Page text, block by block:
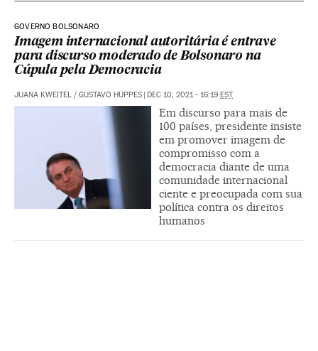
GOVERNO BOLSONARO
Imagem internacional autoritária é entrave
para discurso moderado de Bolsonaro na
Cúpula pela Democracia
JUANA KWEITEL / GUSTAVO HUPPES DEC 10, 2021 - 16:19 EST
Em discurso para mais de
100 países, presidente insiste
em promover imagem de
compromisso com a
democracia diante de uma
comunidade internacional
ciente e preocupada com sua
política contra os direitos
humanos